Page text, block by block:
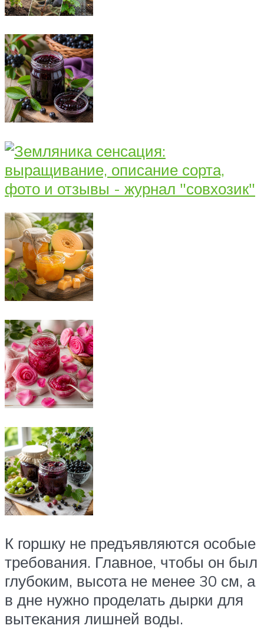
К горшку не предъявляются особые
требования. Главное, чтобы он был
глубоким, высота не менее 30 см, а
в дне нужно проделать дырки для
вытекания лишней воды.